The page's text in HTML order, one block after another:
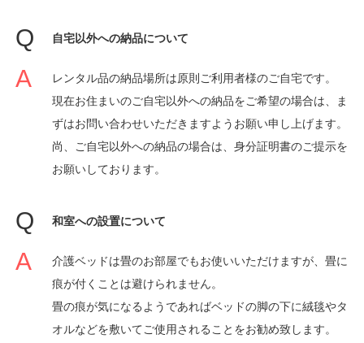
自宅以外への納品について
レンタル品の納品場所は原則ご利用者様のご自宅です。
現在お住まいのご自宅以外への納品をご希望の場合は、ま
ずはお問い合わせいただきますようお願い申し上げます。
尚、ご自宅以外への納品の場合は、身分証明書のご提示を
お願いしております。
和室への設置について
介護ベッドは畳のお部屋でもお使いいただけますが、畳に
痕が付くことは避けられません。
畳の痕が気になるようであればベッドの脚の下に絨毯やタ
オルなどを敷いてご使用されることをお勧め致します。